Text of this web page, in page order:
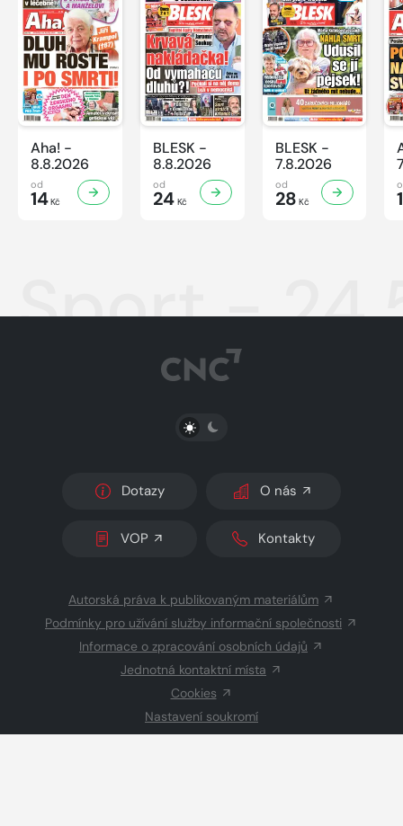
Aha! -
8.8.2026
od
14Kč
BLESK -
8.8.2026
od
24Kč
BLESK -
7.8.2026
od
28 Kč
Sport -
PŘEPNOUT SVĚTLÝ/TMAVÝ REŽIM
Dotazy O nás
VOP Kontakty
Autorská práva k publikovaným materiálům
Podmínky pro užívání služby informační společnosti
Informace o zpracování osobních údajů
Jednotná kontaktní místa
Cookies
Nastavení soukromí
Inzerce